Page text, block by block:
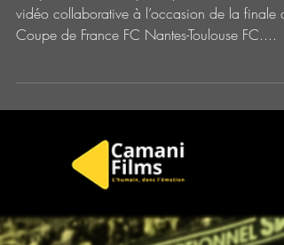
Film « Le Chœur Jaune 2 »
: mode d’emploi !
Bonjour et merci de participer à cette nouvelle
vidéo collaborative à l’occasion de la finale
Coupe de France FC Nantes-Toulouse FC....